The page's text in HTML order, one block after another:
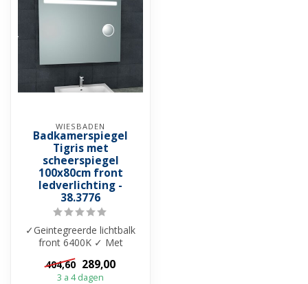
WIESBADEN
Badkamerspiegel
Tigris met
scheerspiegel
100x80cm front
ledverlichting -
38.3776
✓Geintegreerde lichtbalk
front 6400K ✓ Met
lichtschakelaar ✓ Met
scheerspiegel ...
404,60 289,00
3 a 4 dagen